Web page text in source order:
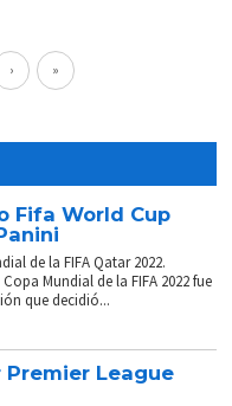
› »
Fifa World Cup
de la FIFA Qatar 2022.
Mundial de la FIFA 2022 fue
que decidió...
League